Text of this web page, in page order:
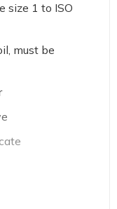
size 1 to ISO
must be